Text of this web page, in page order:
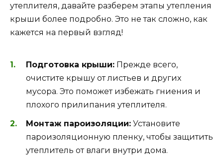
утеплителя, давайте разберем этапы утепления
крыши более подробно. Это не так сложно, как
кажется на первый взгляд!
Подготовка крыши: Прежде всего,
очистите крышу от листьев и других
мусора. Это поможет избежать гниения и
плохого прилипания утеплителя.
Монтаж пароизоляции: Установите
пароизоляционную пленку, чтобы защитить
утеплитель от влаги внутри дома.